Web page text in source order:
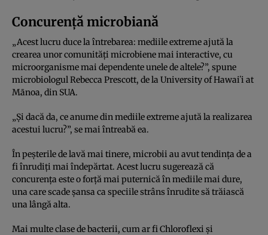
Concurență microbiană
„Acest lucru duce la întrebarea: mediile extreme ajută la
crearea unor comunități microbiene mai interactive, cu
microorganisme mai dependente unele de altele?”, spune
microbiologul Rebecca Prescott, de la University of Hawaiʻi at
Mānoa, din SUA.
„Și dacă da, ce anume din mediile extreme ajută la realizarea
acestui lucru?”, se mai întreabă ea.
În peșterile de lavă mai tinere, microbii au avut tendința de a
fi înrudiți mai îndepărtat. Acest lucru sugerează că
concurența este o forță mai puternică în mediile mai dure,
una care scade șansa ca speciile strâns înrudite să trăiască
una lângă alta.
Mai multe clase de bacterii, cum ar fi Chloroflexi și